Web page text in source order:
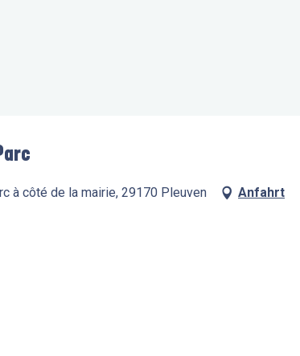
à côté de la mairie, 29170 Pleuven Anfahrt